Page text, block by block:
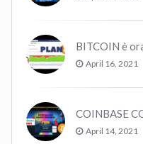
BITCOIN è
April 16, 2021
April 14, 2021